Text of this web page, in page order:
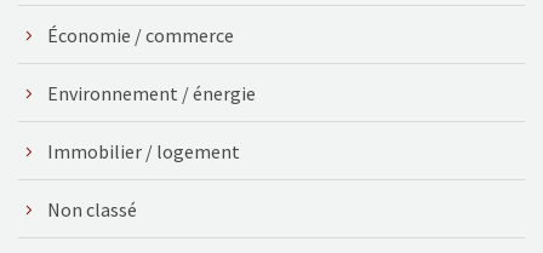
Économie / commerce
Environnement / énergie
Immobilier / logement
Non classé